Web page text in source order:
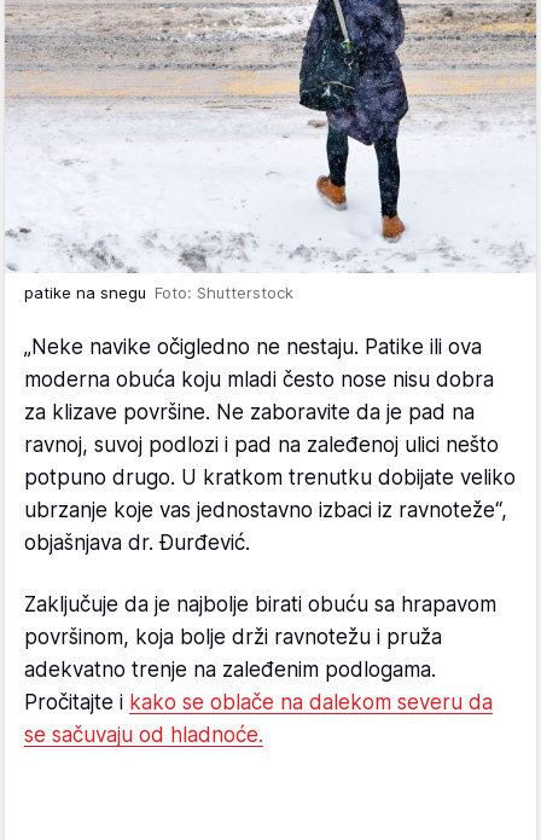
patike na snegu Foto: Shutterstock
„Neke navike očigledno ne nestaju. Patike ili ova
moderna obuća koju mladi često nose nisu dobra
za klizave površine. Ne zaboravite da je pad na
ravnoj, suvoj podlozi i pad na zaleđenoj ulici nešto
potpuno drugo. U kratkom trenutku dobijate veliko
ubrzanje koje vas jednostavno izbaci iz ravnoteže“,
objašnjava dr. Đurđević.
Zaključuje da je najbolje birati obuću sa hrapavom
površinom, koja bolje drži ravnotežu i pruža
adekvatno trenje na zaleđenim podlogama.
Pročitajte i kako se oblače na dalekom severu da
se sačuvaju od hladnoće.